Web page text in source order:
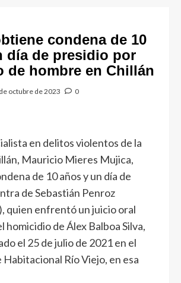
condena de 10
día de presidio por
de hombre en Chillán
octubre de 2023 0
en delitos violentos de la
Mauricio Mieres Mujica,
de 10 años y un día de
de Sebastián Penroz
quien enfrentó un juicio oral
homicidio de Álex Balboa Silva,
el 25 de julio de 2021 en el
Río Viejo, en esa